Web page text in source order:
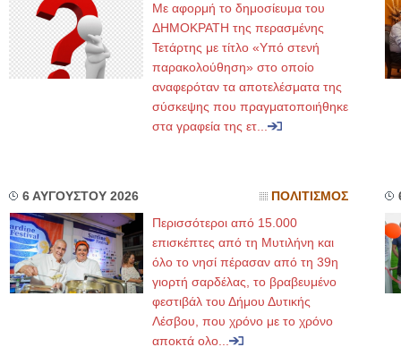
Με αφορμή το δημοσίευμα του
ΔΗΜΟΚΡΑΤΗ της περασμένης
Τετάρτης με τίτλο «Υπό στενή
παρακολούθηση» στο οποίο
αναφερόταν τα αποτελέσματα της
σύσκεψης που πραγματοποιήθηκε
στα γραφεία της ετ...
6 ΑΥΓΟΥΣΤΟΥ 2026 ΠΟΛΙΤΙΣΜΟΣ
Περισσότεροι από 15.000
επισκέπτες από τη Μυτιλήνη και
όλο το νησί πέρασαν από τη 39η
γιορτή σαρδέλας, το βραβευμένο
φεστιβάλ του Δήμου Δυτικής
Λέσβου, που χρόνο με το χρόνο
αποκτά ολο...